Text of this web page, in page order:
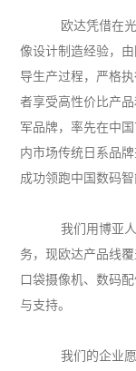
欧达凭借在光学
像设计制造经验，
导生产过程，严格
者享受高性价比产
军品牌，率先在中
内市场传统日系品
成功领跑中国数码
我们用博亚人的
务，现欧达产品线
口袋摄像机、数码
与支持。
我们的企业愿景